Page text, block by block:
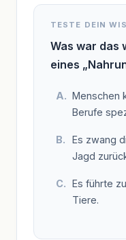
TESTE DEIN
Was war das
eines
Menschen
Berufe
Es zwang
Jagd
Es führte
Tiere.